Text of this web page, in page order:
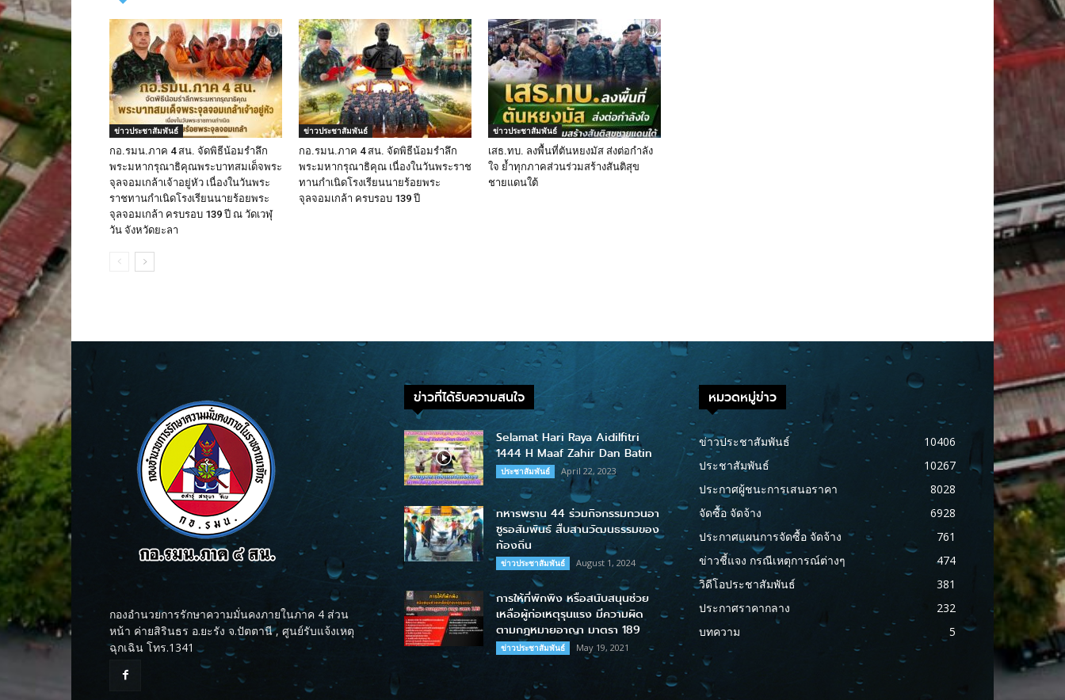
ข่าวประชาสัมพันธ์
กอ.รมน.ภาค 4 สน. จัดพิธีน้อมรำลึก
พระมหากรุณาธิคุณพระบาทสมเด็จพระ
จุลจอมเกล้าเจ้าอยู่หัว เนื่องในวันพระ
ราชทานกำเนิดโรงเรียนนายร้อยพระ
จุลจอมเกล้า ครบรอบ 139 ปี ณ วัดเวฬุ
วัน จังหวัดยะลา
ข่าวประชาสัมพันธ์
กอ.รมน.ภาค 4 สน. จัดพิธีน้อมรำลึก
พระมหากรุณาธิคุณ เนื่องในวันพระราช
ทานกำเนิดโรงเรียนนายร้อยพระ
จุลจอมเกล้า ครบรอบ 139 ปี
ข่าวประชาสัมพันธ์
เสธ.ทบ. ลงพื้นที่ตันหยงมัส ส่งต่อกำลัง
ใจ ย้ำทุกภาคส่วนร่วมสร้างสันติสุข
ชายแดนใต้
กองอำนวยการรักษาความมั่นคงภายในภาค 4 ส่วน
หน้า ค่ายสิรินธร อ.ยะรัง จ.ปัตตานี , ศูนย์รับแจ้งเหตุ
ฉุกเฉิน โทร.1341
ข่าวที่ได้รับความสนใจ
Selamat Hari Raya Aidilfitri
1444 H Maaf Zahir Dan Batin
ประชาสัมพันธ์ April 22, 2023
ทหารพราน 44 ร่วมกิจกรรมกวนอา
ซูรอสัมพันธ์ สืบสานวัฒนธรรมของ
ท้องถิ่น
ข่าวประชาสัมพันธ์ August 1, 2024
การให้ที่พักพิง หรือสนับสนุนช่วย
เหลือผู้ก่อเหตุรุนแรง มีความผิด
ตามกฎหมายอาญา มาตรา 189
ข่าวประชาสัมพันธ์ May 19, 2021
หมวดหมู่ข่าว
ข่าวประชาสัมพันธ์
10406
ประชาสัมพันธ์
10267
ประกาศผู้ชนะการเสนอราคา
8028
จัดซื้อ จัดจ้าง
6928
ประกาศแผนการจัดซื้อ จัดจ้าง
761
ข่าวชี้แจง กรณีเหตุการณ์ต่างๆ
474
วิดีโอประชาสัมพันธ์
381
ประกาศราคากลาง
232
บทความ
5